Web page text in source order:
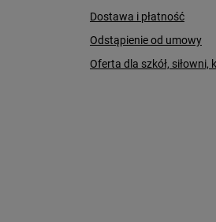
Dostawa i płatność
Odstąpienie od umowy
Oferta dla szkół, siłowni,